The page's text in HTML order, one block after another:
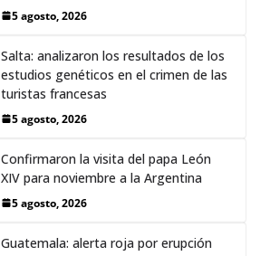
5 agosto, 2026
Salta: analizaron los resultados de los
estudios genéticos en el crimen de las
turistas francesas
5 agosto, 2026
Confirmaron la visita del papa León
XIV para noviembre a la Argentina
5 agosto, 2026
Guatemala: alerta roja por erupción